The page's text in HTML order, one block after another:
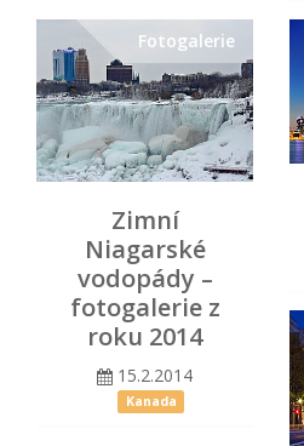
Fotogalerie
Zimní
Niagarské
vodopády –
fotogalerie z
roku 2014
15.2.2014
Kanada